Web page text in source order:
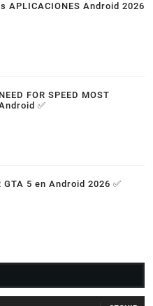
APLICACIONES Android 2026
FOR SPEED MOST
✅
GTA 5 en Android 2026 ✅